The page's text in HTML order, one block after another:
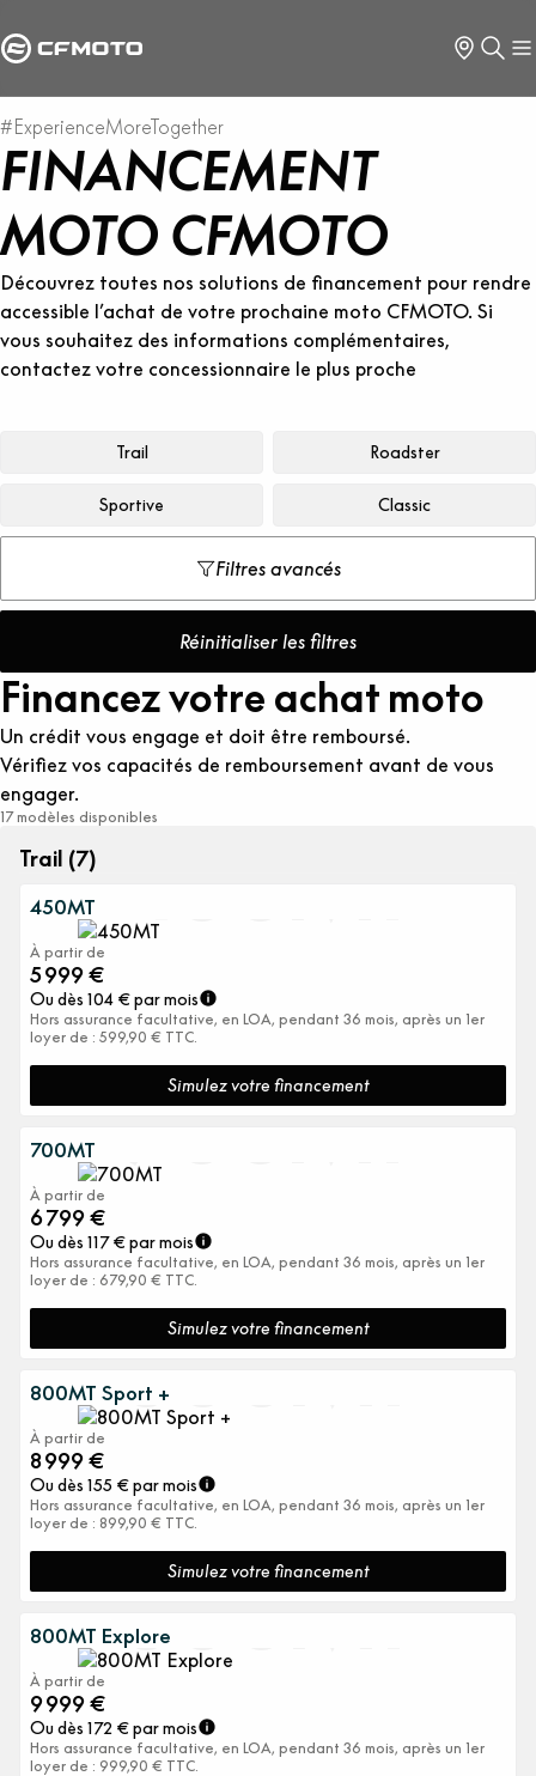
#ExperienceMoreTogether
FINANCEMENT
MOTO CFMOTO
Découvrez toutes nos solutions de financement pour rendre
accessible l’achat de votre prochaine moto CFMOTO. Si
vous souhaitez des informations complémentaires,
contactez votre concessionnaire le plus proche
Financez votre achat moto
Un crédit vous engage et doit être remboursé.
Vérifiez vos capacités de remboursement avant de vous
engager.
17 modèles disponibles
Trail (7)
450MT
À partir de
5 999€
Ou dès 104 € par mois
Hors assurance facultative, en LOA, pendant 36 mois, après un 1er
loyer de : 599,90 € TTC.
Simulez votre financement
700MT 700MT
À partir de
6 799€
Ou dès 117€ par mois
Hors assurance facultative, en LOA, pendant 36 mois, après un 1er
loyer de : 679,90 € TTC.
Simulez votre financement
800MT Sport +800MT
À partir de
8 999€
Ou dès 155 € par mois
Hors assurance facultative, en LOA, pendant 36 mois, après un 1er
loyer de : 899,90 € TTC.
Simulez votre financement
800MT Explore800MT
À partir de
9 999€
Ou dès 172 € par mois
Hors assurance facultative, en LOA, pendant 36 mois, après un 1er
loyer de : 999,90 € TTC.
Trail Roadster
Sportive Classic
Filtres avancés
Réinitialiser les filtres